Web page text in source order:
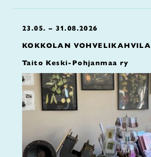
23.05. – 31.08.2026
KOKKOLAN VOHVELIKAHVILA
Taito Keski-Pohjanmaa ry